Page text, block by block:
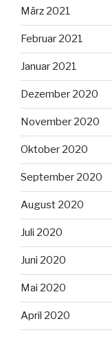
März 2021
Februar 2021
Januar 2021
Dezember 2020
November 2020
Oktober 2020
September 2020
August 2020
Juli 2020
Juni 2020
Mai 2020
April 2020